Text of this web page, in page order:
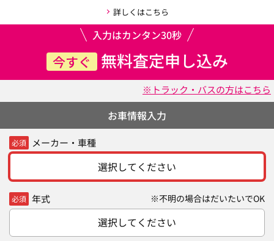
詳しくはこちら
入力はカンタン30秒
今すぐ 無料査定申し込み
※トラック・バスの方はこちら
お車情報入力
必須 メーカー・車種
選択してください
必須 年式 ※不明の場合はだいたいでOK
選択してください